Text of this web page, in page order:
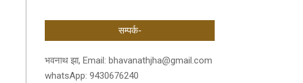
सम्पर्क-
भवनाथ झा, Email: bhavanathjha@gmail.com
whatsApp: 9430676240